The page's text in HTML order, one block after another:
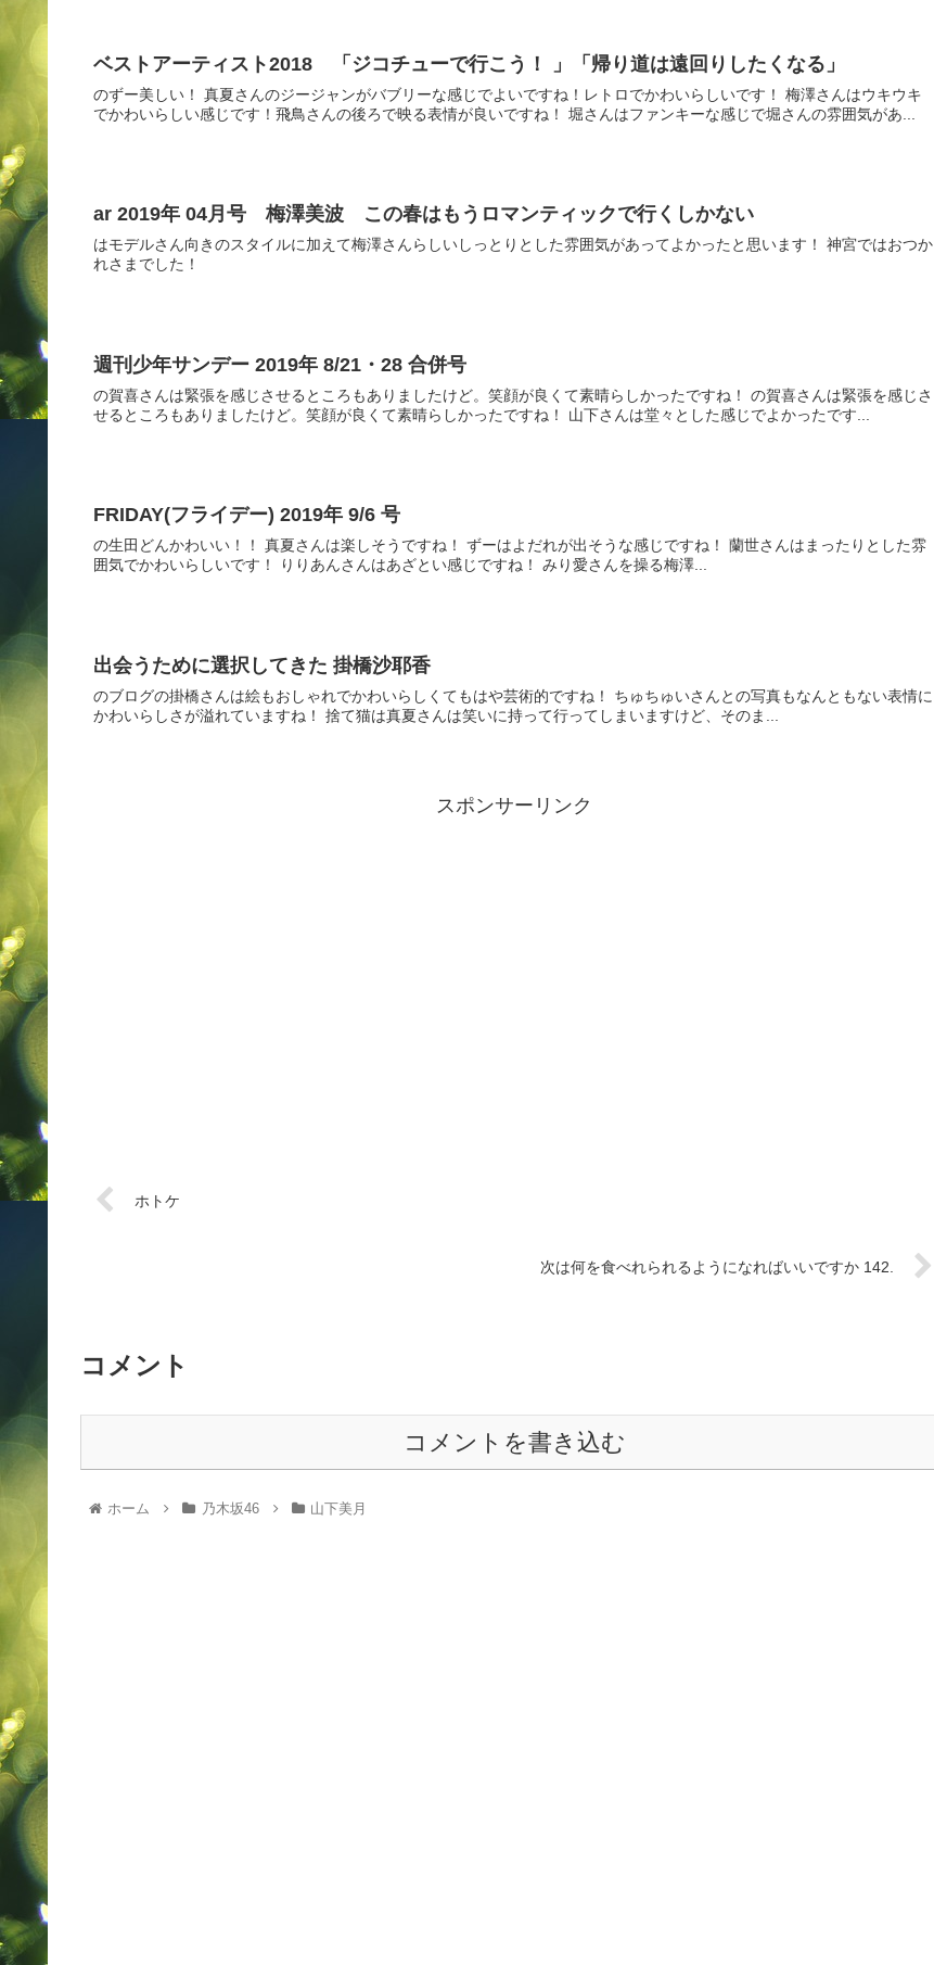
ベストアーティスト2018 「ジコチューで行こう！ 」「帰り道は遠回りしたくなる」
のずー美しい！ 真夏さんのジージャンがバブリーな感じでよいですね！レトロでかわいらしいです！ 梅澤さんはウキウキ
でかわいらしい感じです！飛鳥さんの後ろで映る表情が良いですね！ 堀さんはファンキーな感じで堀さんの雰囲気があ...
ar 2019年 04月号 梅澤美波 この春はもうロマンティックで行くしかない
はモデルさん向きのスタイルに加えて梅澤さんらしいしっとりとした雰囲気があってよかったと思います！ 神宮ではおつか
れさまでした！
週刊少年サンデー 2019年 8/21・28 合併号
の賀喜さんは緊張を感じさせるところもありましたけど。笑顔が良くて素晴らしかったですね！ の賀喜さんは緊張を感じさ
せるところもありましたけど。笑顔が良くて素晴らしかったですね！ 山下さんは堂々とした感じでよかったです...
FRIDAY(フライデー) 2019年 9/6 号
の生田どんかわいい！！ 真夏さんは楽しそうですね！ ずーはよだれが出そうな感じですね！ 蘭世さんはまったりとした雰
囲気でかわいらしいです！ りりあんさんはあざとい感じですね！ みり愛さんを操る梅澤...
出会うために選択してきた 掛橋沙耶香
のブログの掛橋さんは絵もおしゃれでかわいらしくてもはや芸術的ですね！ ちゅちゅいさんとの写真もなんともない表情に
かわいらしさが溢れていますね！ 捨て猫は真夏さんは笑いに持って行ってしまいますけど、そのま...
スポンサーリンク
ホトケ
次は何を食べれられるようになればいいですか 142.
コメント
コメントを書き込む
ホーム 乃木坂46 山下美月